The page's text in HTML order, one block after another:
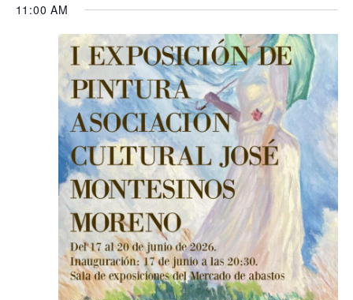
11:00 AM